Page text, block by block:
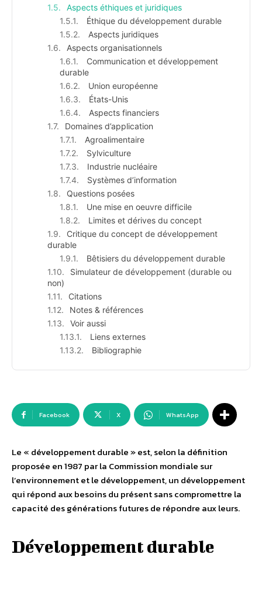
Aspects éthiques et juridiques
Éthique du développement durable
Aspects juridiques
Aspects organisationnels
Communication et développement
durable
Union européenne
États-Unis
Aspects financiers
Domaines d’application
Agroalimentaire
Sylviculture
Industrie nucléaire
Systèmes d’information
Questions posées
Une mise en oeuvre difficile
Limites et dérives du concept
Critique du concept de développement
durable
Bêtisiers du développement durable
Simulateur de développement (durable ou
non)
Citations
Notes & références
Voir aussi
Liens externes
Bibliographie
Facebook X WhatsApp
Le « développement durable » est, selon la définition
proposée en 1987 par la Commission mondiale sur
l’environnement et le développement, un développement
qui répond aux besoins du présent sans compromettre la
capacité des générations futures de répondre aux leurs.
Développement durable